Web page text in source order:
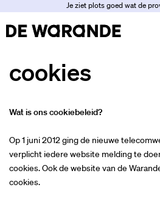
Je ziet plots goed wat de
cookies
Wat is ons cookiebeleid?
Op 1 juni 2012 ging de nieuwe
verplicht iedere website melding te
cookies. Ook de website van de
cookies.